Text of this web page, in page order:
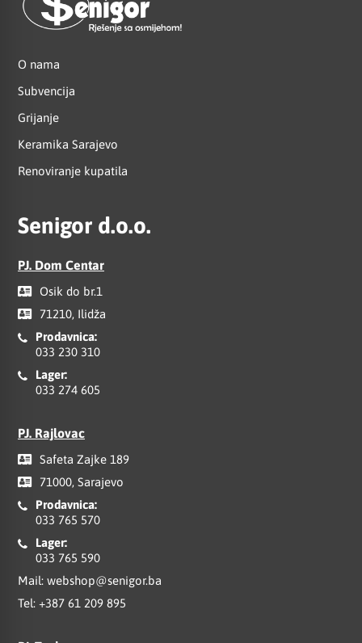
O nama
Subvencija
Grijanje
Keramika Sarajevo
Renoviranje kupatila
Senigor d.o.o.
PJ. Dom Centar
Osik do br.1
71210, Ilidža
Prodavnica:
033 230 310
Lager:
033 274 605
PJ. Rajlovac
Safeta Zajke 189
71000, Sarajevo
Prodavnica:
033 765 570
Lager:
033 765 590
Mail: webshop@senigor.ba
Tel: +387 61 209 895